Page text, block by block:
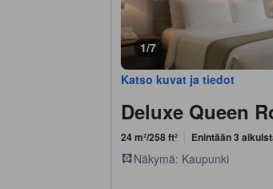
1/7
Katso kuvat ja tiedot
Deluxe Queen
24 m²/258 ft² Enintään 3
Näkymä: Kaupunki